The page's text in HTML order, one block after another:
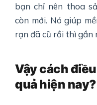
bạn chỉ nên thoa
còn mới. Nó giúp
rạn đã cũ rồi thì gần
Vậy cách
quả hiện nay?